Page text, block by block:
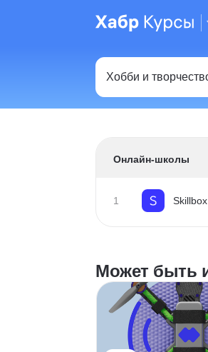
Онлайн-школы
1 Skillbox
Может быть